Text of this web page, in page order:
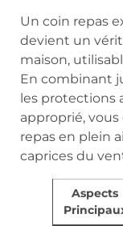
Un coin repas
devient un
maison,
En combinant
les protections
approprié,
repas en plein
caprices du
Aspects